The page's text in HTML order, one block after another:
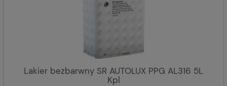
Lakier bezbarwny SR AUTOLUX PPG AL316 5L
Kpl